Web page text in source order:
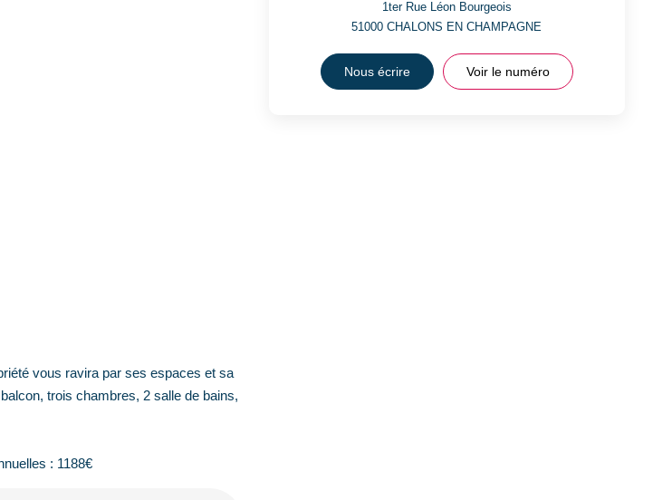
vous ravira par ses espaces et sa
trois chambres, 2 salle de bains,
: 1188€
1ter Rue Léon Bourgeois
51000CHALONS EN CHAMPAGNE
Nous écrire Voir le numéro